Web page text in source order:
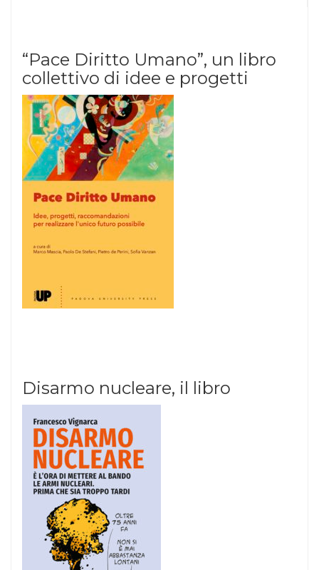
“Pace Diritto Umano”, un libro
collettivo di idee e progetti
Disarmo nucleare, il libro